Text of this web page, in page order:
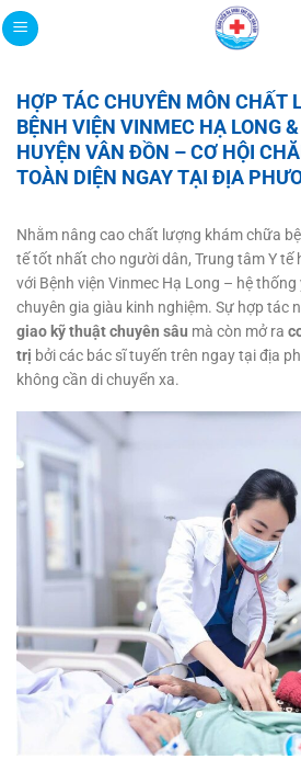
Bỏ
qua
dung
HỢP TÁC CHUYÊN MÔN CHẤT
BỆNH VIỆN VINMEC HẠ LONG
HUYỆN VÂN ĐỒN – CƠ HỘI
TOÀN DIỆN NGAY TẠI ĐỊA
Nhằm nâng cao chất lượng khám chữa
tế tốt nhất cho người dân, Trung tâm Y tế
với Bệnh viện Vinmec Hạ Long – hệ
chuyên gia giàu kinh nghiệm. Sự hợp tác
giao kỹ thuật chuyên sâu mà còn mở ra
trị bởi các bác sĩ tuyến trên ngay tại địa
không cần di chuyển xa.